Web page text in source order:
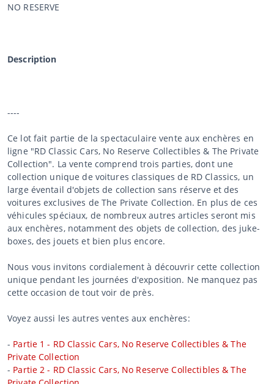
NO RESERVE
Description
----
Ce lot fait partie de la spectaculaire vente aux enchères en
ligne "RD Classic Cars, No Reserve Collectibles & The Private
Collection". La vente comprend trois parties, dont une
collection unique de voitures classiques de RD Classics, un
large éventail d'objets de collection sans réserve et des
voitures exclusives de The Private Collection. En plus de ces
véhicules spéciaux, de nombreux autres articles seront mis
aux enchères, notamment des objets de collection, des juke-
boxes, des jouets et bien plus encore.
Nous vous invitons cordialement à découvrir cette collection
unique pendant les journées d'exposition. Ne manquez pas
cette occasion de tout voir de près.
Voyez aussi les autres ventes aux enchères:
- Partie 1 - RD Classic Cars, No Reserve Collectibles & The
Private Collection
- Partie 2 - RD Classic Cars, No Reserve Collectibles & The